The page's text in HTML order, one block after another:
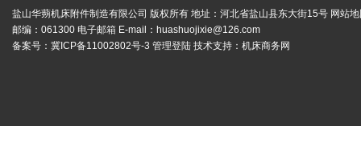
盐山华蒴机床附件制造有限公司 版权所有 地址：河北省盐山县东大街15号 网站
邮编：061300 电子邮箱 E-mail： huashuojixie@126.com
备案号： 冀ICP备11002802号-3 管理登陆 技术支持： 机床商务网